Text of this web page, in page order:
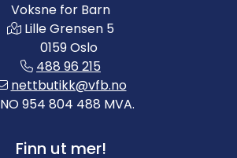
Voksne for Barn
Lille Grensen 5
0159 Oslo
488 96 215
nettbutikk@vfb.no
NO 954 804 488 MVA.
Finn ut mer!